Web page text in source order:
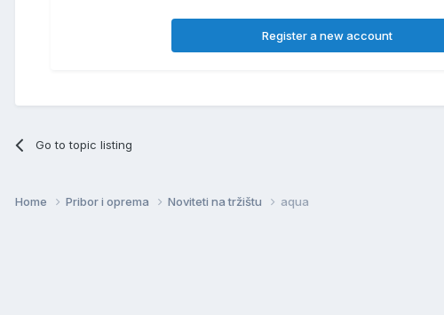
Register a new account
Go to topic listing
Home Pribor i oprema Noviteti na tržištu aqua